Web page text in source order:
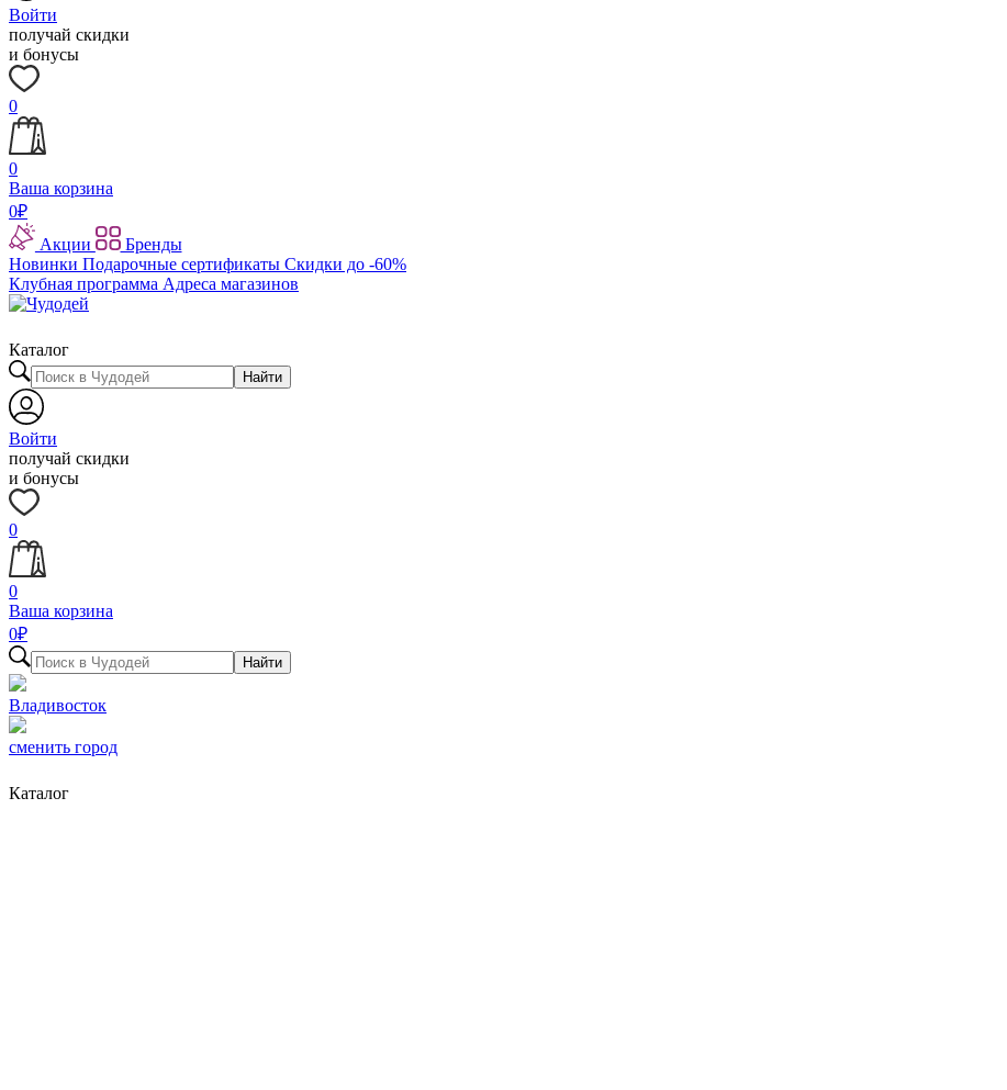
Войти
получай скидки
и бонусы
0
0
Ваша корзина
0₽
Акции
Бренды
Новинки Подарочные сертификаты Скидки до -60%
Клубная программа Адреса магазинов
Каталог
Найти
Войти
получай скидки
и бонусы
0
0
Ваша корзина
0₽
Найти
Владивосток
сменить город
Каталог